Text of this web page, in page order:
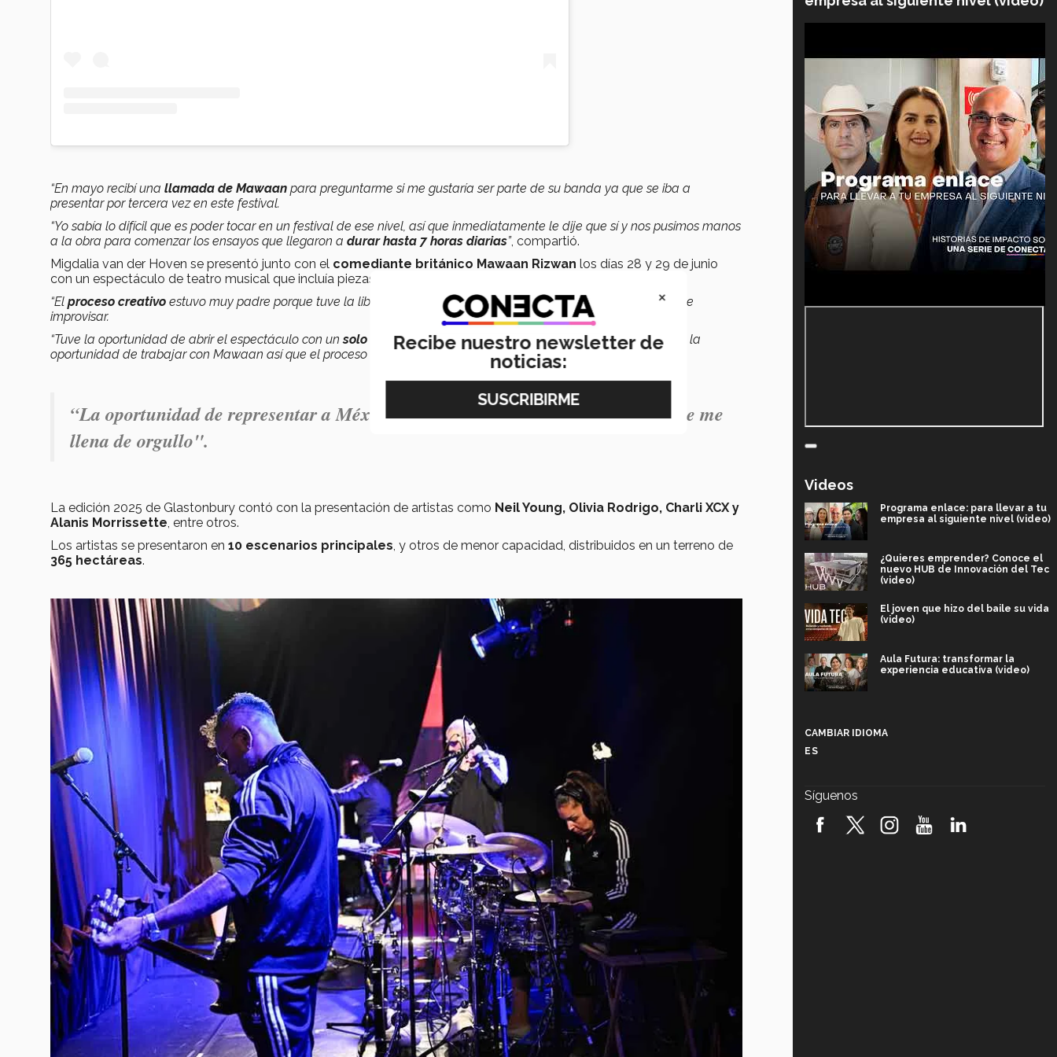
“En mayo recibí una llamada de Mawaan para preguntarme si me gustaría ser parte de su banda ya que se iba a
presentar por tercera vez en este festival.
“Yo sabía lo difícil que es poder tocar en un festival de ese nivel, así que inmediatamente le dije que sí y nos pusimos manos
a la obra para comenzar los ensayos que llegaron a durar hasta 7 horas diarias”, compartió.
Migdalia van der Hoven se presentó junto con el comediante británico Mawaan Rizwan los días 28 y 29 de junio
con un espectáculo de teatro musical que incluía piezas de
“El proceso creativo estuvo muy padre porque tuve la libertad de poder aportar mis propias ideas y, sobre todo, de
improvisar.
“Tuve la oportunidad de abrir el espectáculo con unsolo de batería, fue impactante y muy enérgico, había tenido la
oportunidad de trabajar con Mawaan así que el proceso de preparar el espectáculo fue sencillo”, detalló.
“La oportunidad de representar a México en un festival de este nivel es algo que me
llena de orgullo".
La edición 2025 de Glastonbury contó con la presentación de artistas como Neil Young, Olivia Rodrigo, Charli XCX y
Alanis Morrissette , entre otros.
Los artistas se presentaron en 10 escenarios principales , y otros de menor capacidad, distribuidos en un terreno de
365 hectáreas.
Videos
Programa enlace: para llevar a tu
empresa al siguiente nivel (video)
¿Quieres emprender? Conoce el
nuevo HUB de Innovación del Tec
(video)
El joven que hizo del baile su vida
(video)
Aula Futura: transformar la
experiencia educativa (video)
robótica FIRST 2026! (video)
CAMBIAR IDIOMA
ES
Síguenos
×
Recibe nuestro newsletter de
noticias: